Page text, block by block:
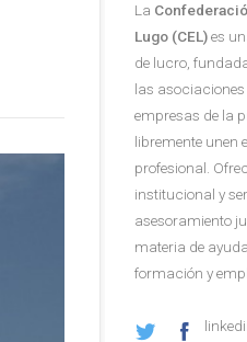
La
Lugo (CEL)es
de lucro,
las
empresas de la
libremente unen
profesional.
institucional y
asesoramiento
materia de
formación y